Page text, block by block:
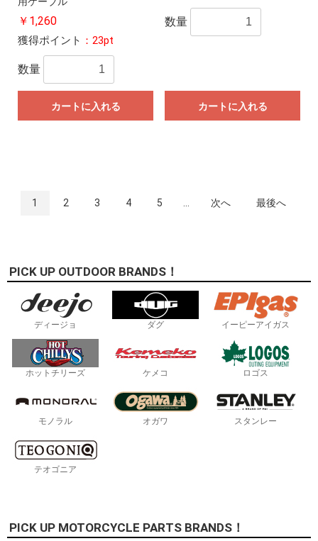
￥1,260
獲得ポイント ：23pt
数量
カートに入れる
数量
カートに入れる
1 2 3 4 5 次へ 最後へ
PICK UP OUTDOOR BRANDS！
ディージョ ダグ イーピーアイガス
ホットチリーズ ケメコ ロゴス
モノラル オガワ スタンレー
テオゴニア
PICK UP MOTORCYCLE PARTS BRANDS！